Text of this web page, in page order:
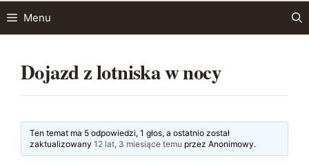
Menu
Dojazd z lotniska w nocy
Ten temat ma 5 odpowiedzi, 1 głos, a ostatnio został
zaktualizowany 12 lat, 3 miesiące temu przez Anonimowy.